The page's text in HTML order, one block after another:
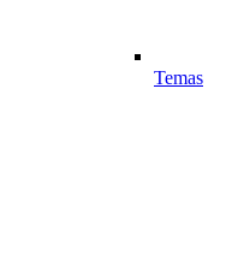
Temas